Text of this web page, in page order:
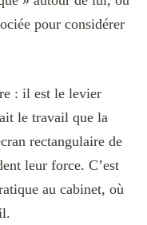
pour considérer
: il est le levier
le travail que la
rectangulaire de
leur force. C’est
au cabinet, où